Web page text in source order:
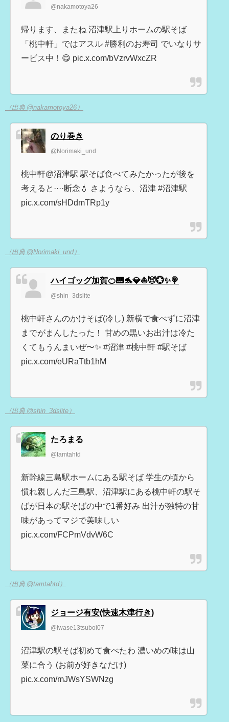
@nakamotoya26
帰ります、またね 沼津駅上りホームの駅そば
「桃中軒」ではアスル #勝利のお寿司 でいなりサ
ービス中！😋 pic.x.com/bVzrvWxcZR
（出典 @nakamotoya26）
のり巻き
@Norimaki_und
桃中軒@沼津駅 駅そば食べてみたかったが後を
考えると····断念💧 さようなら、沼津 #沼津駅
pic.x.com/sHDdmTRp1y
（出典 @Norimaki_und）
ハイゴッグ加賀🍊🎹🐬💎⛵😈💮✨🍭
@shin_3dslite
桃中軒さんのかけそば(冷し) 新横で食べずに沼津
までがまんしたった！ 甘めの黒いお出汁は冷た
くてもうんまいぜ〜✨️ #沼津 #桃中軒 #駅そば
pic.x.com/eURaTtb1hM
（出典 @shin_3dslite）
たろまる
@tamtahtd
新幹線三島駅ホームにある駅そば 学生の頃から
慣れ親しんだ三島駅、沼津駅にある桃中軒の駅そ
ばが日本の駅そばの中で1番好み 出汁が独特の甘
味があってマジで美味しい
pic.x.com/FCPmVdvW6C
（出典 @tamtahtd）
ジョージ有安(快速木津行き)
@iwase13tsuboi07
沼津駅の駅そば初めて食べたわ 濃いめの味は山
菜に合う (お前が好きなだけ)
pic.x.com/mJWsYSWNzg